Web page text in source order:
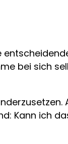
bei sich
Kann ich